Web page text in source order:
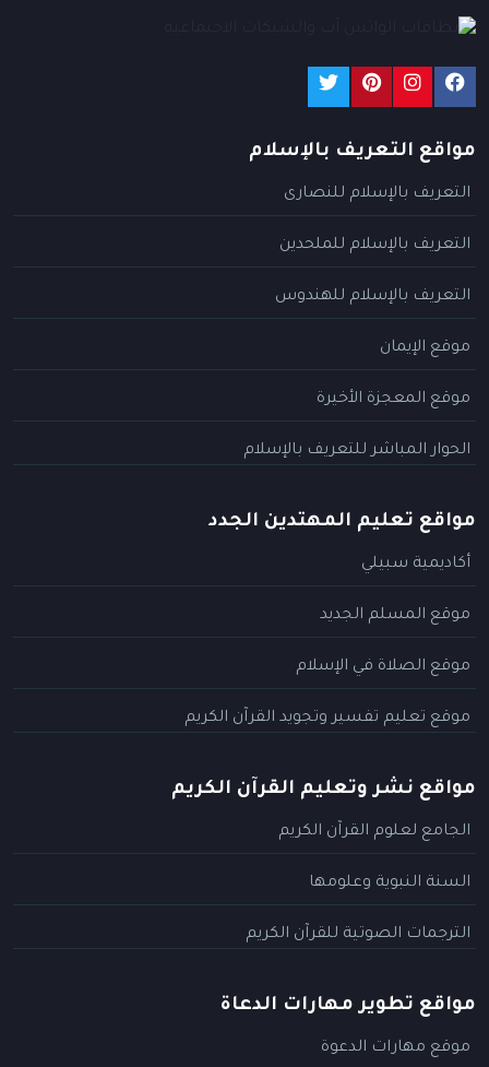
مواقع التعريف بالإسلام
التعريف بالإسلام للنصارى
التعريف بالإسلام للملحدين
التعريف بالإسلام للهندوس
موقع الإيمان
موقع المعجزة الأخيرة
الحوار المباشر للتعريف بالإسلام
مواقع تعليم المهتدين الجدد
أكاديمية سبيلي
موقع المسلم الجديد
موقع الصلاة في الإسلام
موقع تعليم تفسير وتجويد القرآن الكريم
مواقع نشر وتعليم القرآن الكريم
الجامع لعلوم القرآن الكريم
السنة النبوية وعلومها
الترجمات الصوتية للقرآن الكريم
مواقع تطوير مهارات الدعاة
موقع مهارات الدعوة